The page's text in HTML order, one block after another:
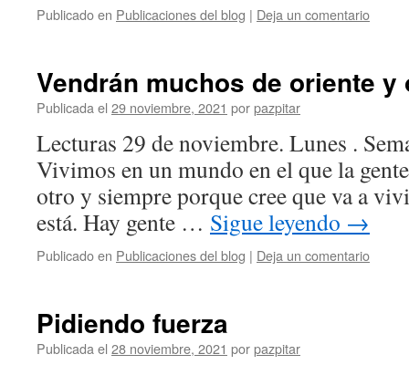
Publicado en Publicaciones del blog | Deja un comentario
Vendrán muchos de oriente y
Publicada el 29 noviembre, 2021 porpazpitar
Lecturas 29 de noviembre. Lunes .
Vivimos en un mundo en el que la
otro y siempre porque cree que va a
está. Hay gente … Sigue leyendo →
Publicado en Publicaciones del blog | Deja un comentario
Pidiendo fuerza
Publicada el 28 noviembre, 2021 porpazpitar